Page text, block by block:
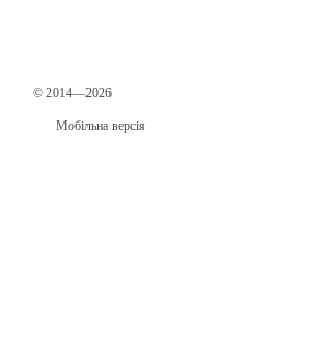
© 2014—2026
Мобільна версія